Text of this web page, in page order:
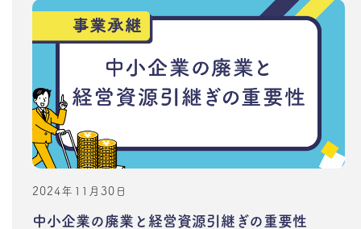
2024年11月30日
中小企業の廃業と経営資源引継ぎの重要性